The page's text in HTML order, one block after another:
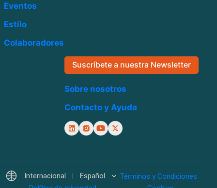
Eventos
Estilo
Colaboradores
Suscríbete a nuestra Newsletter
Sobre nosotros
Contacto y Ayuda
Internacional Español
Términos y Condiciones